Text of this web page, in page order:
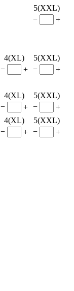
5(XXL)
−
+
4(XL)
−
+
5(XXL)
−
+
4(XL)
−
+
5(XXL)
−
+
4(XL)
−
+
5(XXL)
−
+